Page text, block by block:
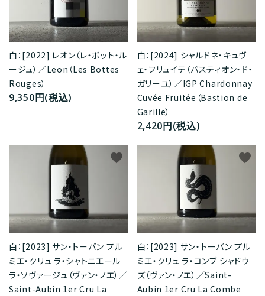
白：[2022] レオン（レ・ボット・ル
ージュ）／Leon（Les Bottes
Rouges）
9,350円(税込)
白：[2024] シャルドネ・キュヴ
ェ・フリュイテ（バスティオン・ド・
ガリーユ）／IGP Chardonnay
Cuvée Fruitée（Bastion de
Garille）
2,420円(税込)
白：[2023] サン・トーバン プル
ミエ・クリュ ラ・シャトニエール
ラ・ソヴァージュ（ヴァン・ノエ）／
Saint-Aubin 1er Cru La
favorite
白：[2023] サン・トーバン プル
ミエ・クリュ ラ・コンブ シャドウ
ズ（ヴァン・ノエ）／Saint-
Aubin 1er Cru La Combe
favorite